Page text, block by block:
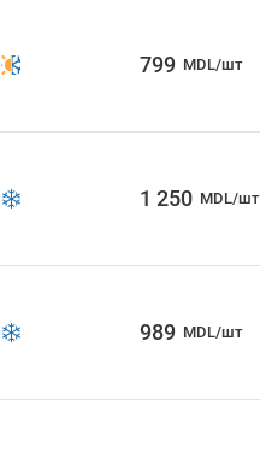
799 MDL/шт
1 250 MDL/шт
989 MDL/шт